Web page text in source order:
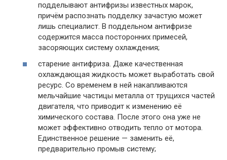
подделывают антифризы известных марок,
причём распознать подделку зачастую может
лишь специалист. В поддельном антифризе
содержится масса посторонних примесей,
засоряющих систему охлаждения;
старение антифриза. Даже качественная
охлаждающая жидкость может выработать свой
ресурс. Со временем в ней накапливаются
мельчайшие частицы металла от трущихся частей
двигателя, что приводит к изменению её
химического состава. После этого она уже не
может эффективно отводить тепло от мотора.
Единственное решение — заменить её,
предварительно промыв систему;